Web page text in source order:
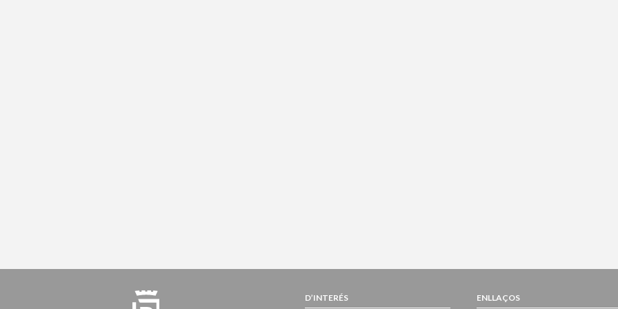
D’INTERÉS ENLLAÇOS